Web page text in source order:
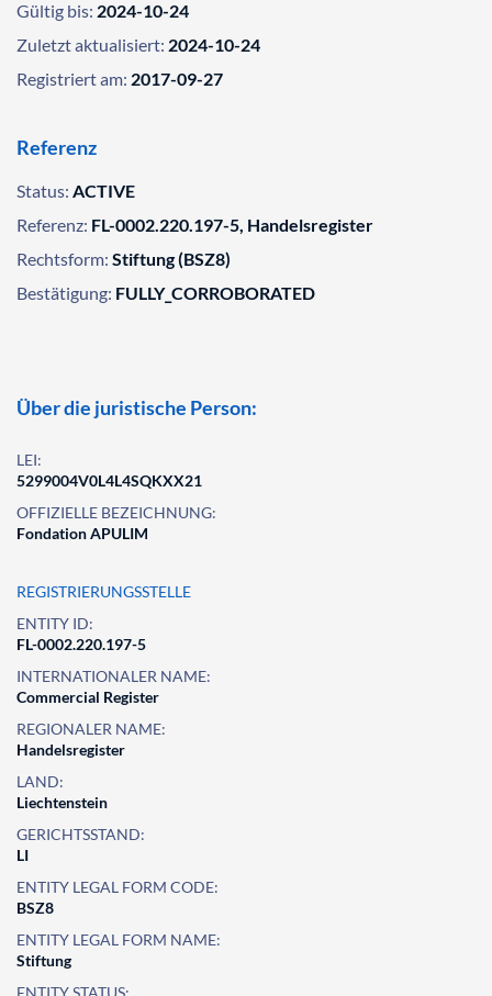
Gültig bis: 2024-10-24
Zuletzt aktualisiert: 2024-10-24
Registriert am: 2017-09-27
Referenz
Status: ACTIVE
Referenz: FL-0002.220.197-5, Handelsregister
Rechtsform: Stiftung (BSZ8)
Bestätigung: FULLY_CORROBORATED
Über die juristische Person:
LEI:
5299004V0L4L4SQKXX21
OFFIZIELLE BEZEICHNUNG:
Fondation APULIM
REGISTRIERUNGSSTELLE
ENTITY ID:
FL-0002.220.197-5
INTERNATIONALER NAME:
Commercial Register
REGIONALER NAME:
Handelsregister
LAND:
Liechtenstein
GERICHTSSTAND:
LI
ENTITY LEGAL FORM CODE:
BSZ8
ENTITY LEGAL FORM NAME:
Stiftung
ENTITY STATUS: